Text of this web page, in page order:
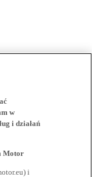
w
i działań
Motor
i